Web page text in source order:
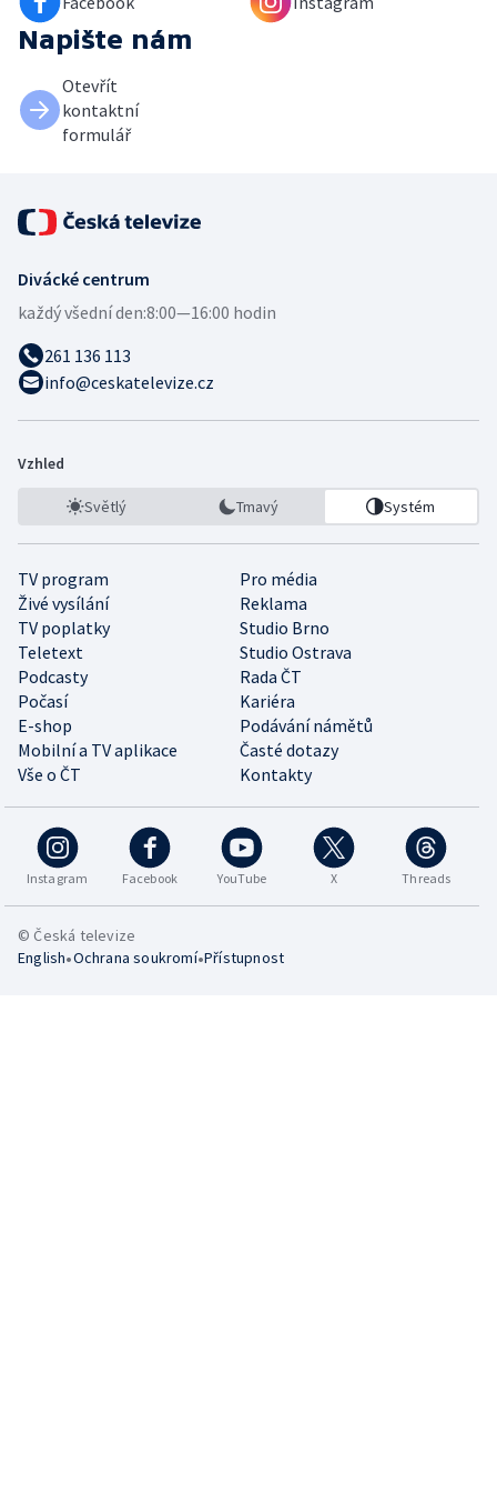
Napište nám
Otevřít
kontaktní
formulář
Divácké centrum
každý všední den:8:00—16:00 hodin
261 136 113
info@ceskatelevize.cz
Vzhled
Světlý Tmavý Systém
TV program
Pro média
Živé vysílání
Reklama
TV poplatky
Studio Brno
Teletext
Studio Ostrava
Podcasty
Rada ČT
Počasí
Kariéra
E-shop
Podávání námětů
Mobilní a TV aplikace
Časté dotazy
Vše o ČT
Kontakty
Instagram Facebook YouTube X Threads
© Česká televize
English•Ochrana soukromí•Přístupnost